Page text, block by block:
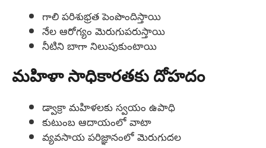
గాలి పరిశుభ్రత పెంపొందిస్తాయి
నేల ఆరోగ్యం మెరుగుపరుస్తాయి
నీటిని బాగా నిలుపుకుంటాయి
మహిళా సాధికారతకు దోహదం
డ్వాక్రా మహిళలకు స్వయం ఉపాధి
కుటుంబ ఆదాయంలో వాటా
వ్యవసాయ పరిజ్ఞానంలో మెరుగుదల